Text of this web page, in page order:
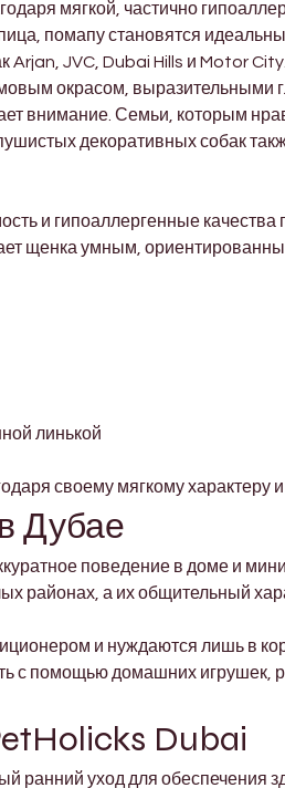
мягкой, частично
помапу становятся
Arjan, JVC, Dubai Hills и Motor City.
окрасом, выразительными
внимание. Семьи, которым
декоративных собак
и гипоаллергенные качества
щенка умным,
линькой
своему мягкому характеру
Дубае
поведение в доме и
районах, а их общительный
и нуждаются лишь в
с помощью домашних игрушек,
Dubai
уход для обеспечения